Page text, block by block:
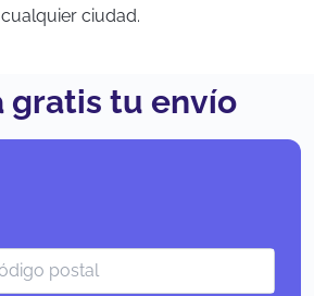
cualquier ciudad.
gratis tu envío